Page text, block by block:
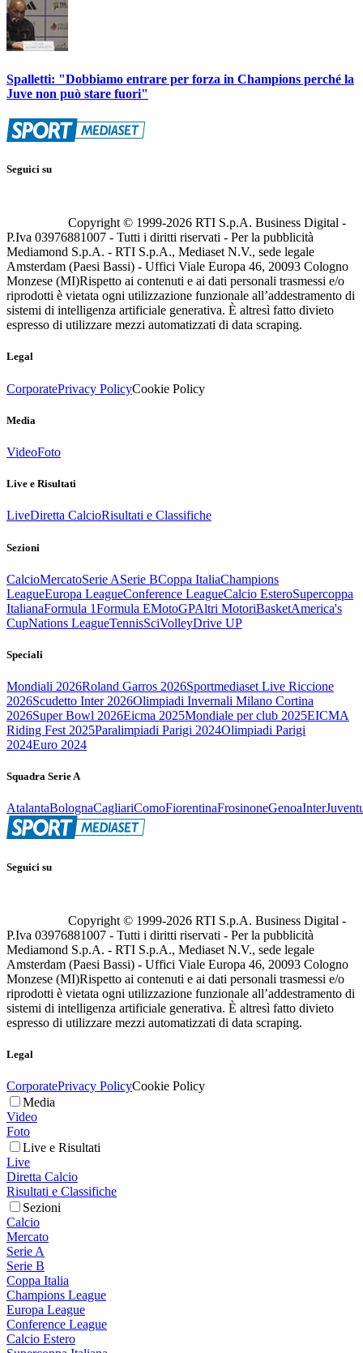
Spalletti: "Dobbiamo entrare per forza in Champions perché la
Juve non può stare fuori"
Seguici su
Copyright © 1999-2026 RTI S.p.A. Business Digital -
P.Iva 03976881007 - Tutti i diritti riservati - Per la pubblicità
Mediamond S.p.A. - RTI S.p.A., Mediaset N.V., sede legale
Amsterdam (Paesi Bassi) - Uffici Viale Europa 46, 20093 Cologno
Monzese (MI)Rispetto ai contenuti e ai dati personali trasmessi e/o
riprodotti è vietata ogni utilizzazione funzionale all’addestramento di
sistemi di intelligenza artificiale generativa. È altresì fatto divieto
espresso di utilizzare mezzi automatizzati di data scraping.
Legal
CorporatePrivacy PolicyCookie Policy
Media
VideoFoto
Live e Risultati
LiveDiretta CalcioRisultati e Classifiche
Sezioni
CalcioMercatoSerie ASerie BCoppa ItaliaChampions
LeagueEuropa LeagueConference LeagueCalcio EsteroSupercoppa
ItalianaFormula 1Formula EMotoGPAltri MotoriBasketAmerica's
CupNations LeagueTennisSciVolleyDrive UP
Speciali
Mondiali 2026Roland Garros 2026Sportmediaset Live Riccione
2026Scudetto Inter 2026Olimpiadi Invernali Milano Cortina
2026Super Bowl 2026Eicma 2025Mondiale per club 2025EICMA
Riding Fest 2025Paralimpiadi Parigi 2024Olimpiadi Parigi
2024Euro 2024
Squadra Serie A
AtalantaBolognaCagliariComoFiorentinaFrosinoneGenoaInter
Seguici su
Copyright © 1999-2026 RTI S.p.A. Business Digital -
P.Iva 03976881007 - Tutti i diritti riservati - Per la pubblicità
Mediamond S.p.A. - RTI S.p.A., Mediaset N.V., sede legale
Amsterdam (Paesi Bassi) - Uffici Viale Europa 46, 20093 Cologno
Monzese (MI)Rispetto ai contenuti e ai dati personali trasmessi e/o
riprodotti è vietata ogni utilizzazione funzionale all’addestramento di
sistemi di intelligenza artificiale generativa. È altresì fatto divieto
espresso di utilizzare mezzi automatizzati di data scraping.
Legal
CorporatePrivacy PolicyCookie Policy
Media
Video
Foto
Live e Risultati
Live
Diretta Calcio
Risultati e Classifiche
Sezioni
Calcio
Mercato
Serie A
Serie B
Coppa Italia
Champions League
Europa League
Conference League
Calcio Estero